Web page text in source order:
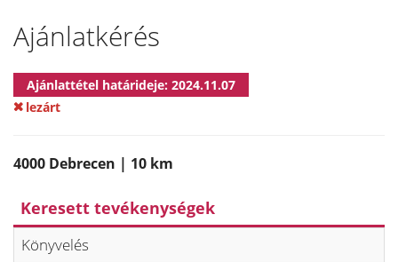
Ajánlatkérés
Ajánlattétel határideje: 2024.11.07
lezárt
4000 Debrecen | 10 km
Keresett tevékenységek
Könyvelés